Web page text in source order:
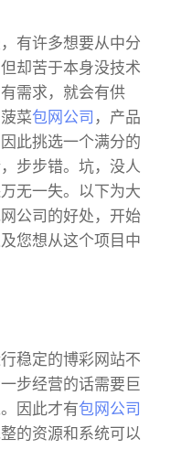
有许多想要从中分
却苦于本身没技术
需求，就会有供
菜包网公司 ，产品
此挑选一个满分的
步步错。坑，没人
无一失。以下为大
公司的好处，开始
您想从这个项目中
稳定的博彩网站不
步经营的话需要巨
因此才有包网公司
的资源和系统可以